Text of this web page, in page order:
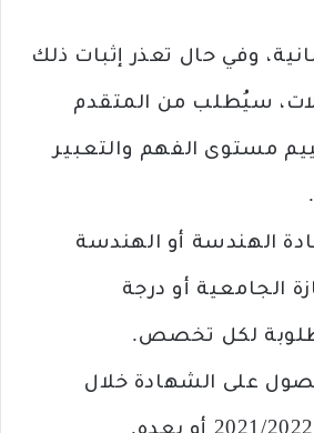
وفي حال تعذر إثبات ذلك
سيُطلب من المتقدم
مستوى الفهم والتعبير
الهندسة أو الهندسة
الجامعية أو درجة
لكل تخصص.
على الشهادة خلال